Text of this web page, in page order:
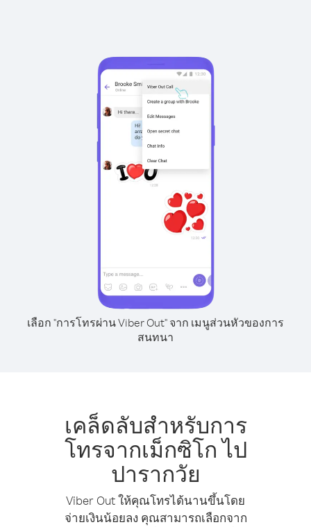
เลือก "การโทรผ่าน Viber Out" จาก เมนูส่วนหัวของการ
สนทนา
เคล็ดลับสำหรับการ
โทรจากเม็กซิโก ไป
ปารากวัย
Viber Out ให้คุณโทรได้นานขึ้นโดย
จ่ายเงินน้อยลง คุณสามารถเลือกจาก